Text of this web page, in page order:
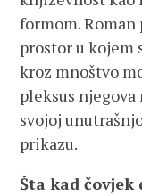
formom.
prostor u kojem
kroz mnoštvo
pleksus njegova
svojoj
prikazu.
Šta kad čovjek